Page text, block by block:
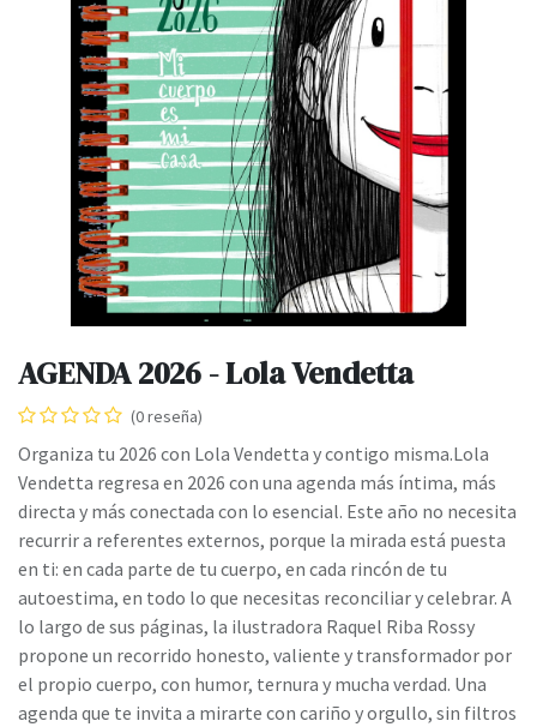
AGENDA 2026 - Lola Vendetta
(0 reseña)
Organiza tu 2026 con Lola Vendetta y contigo misma.Lola
Vendetta regresa en 2026 con una agenda más íntima, más
directa y más conectada con lo esencial. Este año no necesita
recurrir a referentes externos, porque la mirada está puesta
en ti: en cada parte de tu cuerpo, en cada rincón de tu
autoestima, en todo lo que necesitas reconciliar y celebrar. A
lo largo de sus páginas, la ilustradora Raquel Riba Rossy
propone un recorrido honesto, valiente y transformador por
el propio cuerpo, con humor, ternura y mucha verdad. Una
agenda que te invita a mirarte con cariño y orgullo, sin filtros